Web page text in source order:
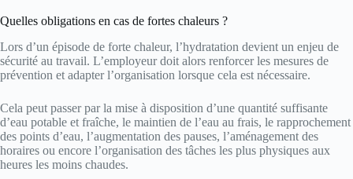
Quelles obligations en cas de fortes chaleurs ?
Lors d’un épisode de forte chaleur, l’hydratation devient un enjeu de
sécurité au travail. L’employeur doit alors renforcer les mesures de
prévention et adapter l’organisation lorsque cela est nécessaire.
Cela peut passer par la mise à disposition d’une quantité suffisante
d’eau potable et fraîche, le maintien de l’eau au frais, le rapprochement
des points d’eau, l’augmentation des pauses, l’aménagement des
horaires ou encore l’organisation des tâches les plus physiques aux
heures les moins chaudes.